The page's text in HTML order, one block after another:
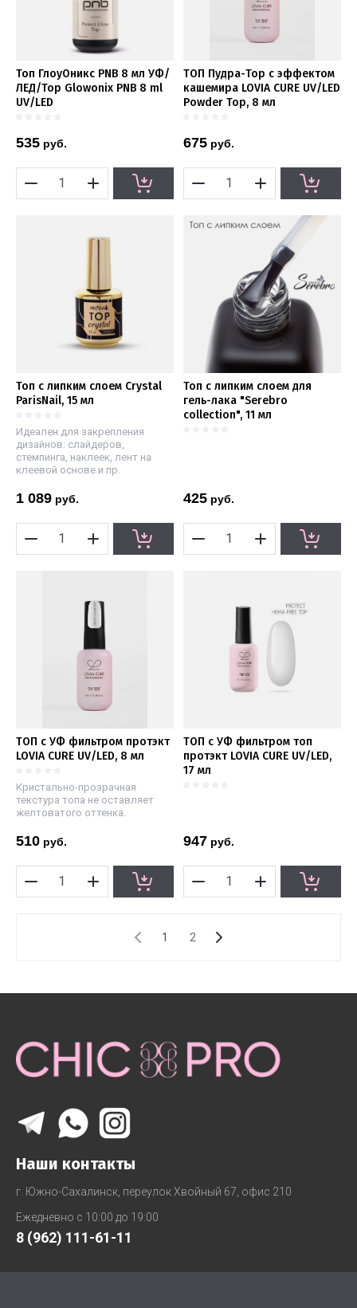
Топ ГлоуОникс PNB 8 мл УФ/
ЛЕД/Top Glowonix PNB 8 ml
UV/LED
535 руб.
ТОП Пудра-Тор с эффектом
кашемира LOVIA CURE UV/LED
Powder Top, 8 мл
675 руб.
Топ с липким слоем Crystal
ParisNail, 15 мл
Идеален для закрепления
дизайнов: слайдеров,
стемпинга, наклеек, лент на
клеевой основе и пр.
1 089 руб.
Топ с липким слоем для
гель-лака "Serebro
collection", 11 мл
425 руб.
ТОП с УФ фильтром протэкт
LOVIA CURE UV/LED, 8 мл
Кристально-прозрачная
текстура топа не оставляет
желтоватого оттенка.
510 руб.
ТОП с УФ фильтром топ
протэкт LOVIA CURE UV/LED,
17 мл
947 руб.
1 2
Наши контакты
г. Южно-Сахалинск, переулок Хвойный 67, офис 210
Ежедневно с 10:00 до 19:00
8 (962) 111-61-11